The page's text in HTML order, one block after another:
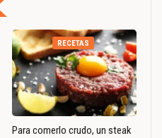
RECETAS
Para comerlo crudo, un steak